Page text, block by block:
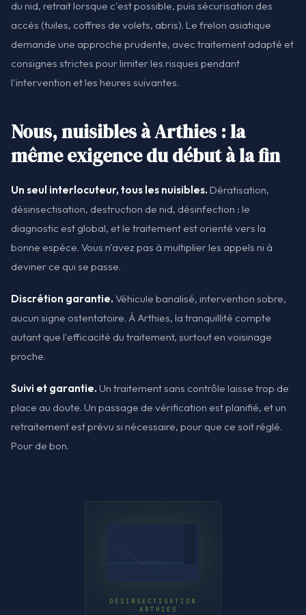
du nid, retrait lorsque c'est possible, puis sécurisation des
accès (tuiles, coffres de volets, abris). Le frelon asiatique
demande une approche prudente, avec traitement adapté et
consignes strictes pour limiter les risques pendant
l'intervention et les heures suivantes.
Nous, nuisibles à Arthies : la
même exigence du début à la fin
Un seul interlocuteur, tous les nuisibles. Dératisation,
désinsectisation, destruction de nid, désinfection : le
diagnostic est global, et le traitement est orienté vers la
bonne espèce. Vous n'avez pas à multiplier les appels ni à
deviner ce qui se passe.
Discrétion garantie. Véhicule banalisé, intervention sobre,
aucun signe ostentatoire. À Arthies, la tranquillité compte
autant que l'efficacité du traitement, surtout en voisinage
proche.
Suivi et garantie. Un traitement sans contrôle laisse trop de
place au doute. Un passage de vérification est planifié, et un
retraitement est prévu si nécessaire, pour que ce soit réglé.
Pour de bon.
DÉSINSECTISATION
· ARTHIES